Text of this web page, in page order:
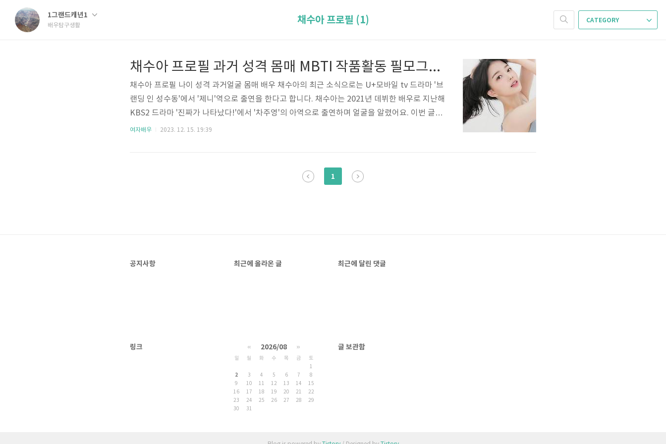
1그랜드캐년1
배우탐구생활
CATEGORY
채수아 프로필 (1)
채수아 프로필 과거 성격 몸매 MBTI 작품활동 필모그래피
채수아 프로필 나이 성격 과거얼굴 몸매 배우 채수아의 최근 소식으로는 U+모바일 tv 드라마 '브
랜딩 인 성수동'에서 '제니'역으로 출연을 한다고 합니다. 채수아는 2021년 데뷔한 배우로 지난해
KBS2 드라마 '진짜가 나타났다!'에서 '차주영'의 아역으로 출연하며 얼굴을 알렸어요. 이번 글에
서는 채수아 배우 프로필 정보와 나이 고향 학력 과거얼굴 성격 가족 MBTI 작품활동 인스타 필모
5일 (22살) 고향 - 서울특별시 신체 - 키 167cm, 몸무게 47kg, 혈액형 O형 학력 - 동덕여자대학교
여자배우 2023. 12. 15. 19:39
1
공지사항 최근에 올라온 글 최근에 달린 댓글
링크 « 2026/08 »
일 월 화 수 목 금
토
1
2
3 4 5 6 7
8
9
10 11 12 13 14
15
16
17 18 19 20 21
22
23
24 25 26 27 28
29
30
31
글 보관함